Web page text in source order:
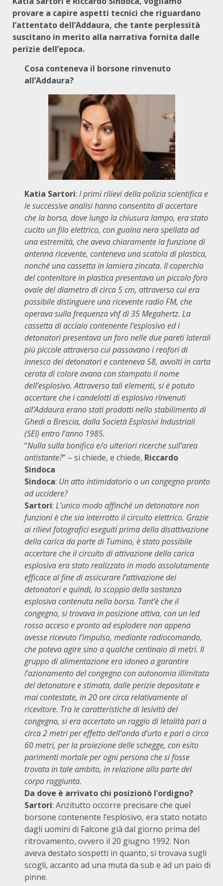
provare a capire aspetti tecnici che riguardano
l’attentato dell’Addaura, che tante perplessità
suscitano in merito alla narrativa fornita dalle
perizie dell’epoca.
Cosa conteneva il borsone rinvenuto
all’Addaura?
Katia Sartori: I primi rilievi della polizia scientifica e
le successive analisi hanno consentito di accertare
che la borsa, dove lungo la chiusura lampo, era stato
cucito un filo elettrico, con guaina nera spellata ad
una estremità, che aveva chiaramente la funzione di
antenna ricevente, conteneva una scatola di plastica,
nonché una cassetta in lamiera zincata. Il coperchio
del contenitore in plastica presentava un piccolo foro
ovale del diametro di circa 5 cm, attraverso cui era
possibile distinguere una ricevente radio FM, che
operava sulla frequenza vhf di 35 Megahertz. La
cassetta di acciaio contenente l’esplosivo ed i
detonatori presentava un foro nelle due pareti laterali
più piccole attraverso cui passavano i reofori di
innesco dei detonatori e conteneva 58, avvolti in carta
cerata di colore avana con stampato il nome
dell’esplosivo. Attraverso tali elementi, si è potuto
accertare che i candelotti di esplosivo rinvenuti
all’Addaura erano stati prodotti nello stabilimento di
Ghedi a Brescia, dalla Società Esplosivi Industriali
(SEI) entro l’anno 1985.
“Nulla sulla bonifica e/o ulteriori ricerche sull’area
antistante?” – si chiede, e chiede, Riccardo
Sindoca
Sindoca: Un atto intimidatorio o un congegno pronto
ad uccidere?
Sartori: L’unico modo affinché un detonatore non
funzioni è che sia interrotto il circuito elettrico. Grazie
ai rilievi fotografici eseguiti prima della disattivazione
della carica da parte di Tumino, è stato possibile
accertare che il circuito di attivazione della carica
esplosiva era stato realizzato in modo assolutamente
efficace al fine di assicurare l’attivazione dei
detonatori e quindi, lo scoppio della sostanza
esplosiva contenuta nella borsa. Tant’è che il
congegno, si trovava in posizione attiva, con un led
rosso acceso e pronto ad esplodere non appena
avesse ricevuto l’impulso, mediante radiocomando,
che poteva agire sino a qualche centinaio di metri. Il
gruppo di alimentazione era idoneo a garantire
l’azionamento del congegno con autonomia illimitata
del detonatore e stimata, dalle perizie depositate e
mai contestate, in 20 ore circa relativamente al
ricevitore. Tra le caratteristiche di lesività del
congegno, si era accertato un raggio di letalità pari a
circa 2 metri per effetto dell’onda d’urto e pari a circa
60 metri, per la proiezione delle schegge, con esito
parimenti mortale per ogni persona che si fosse
trovata in tale ambito, in relazione alla parte del
corpo raggiunta.
Da dove è arrivato chi posizionò l’ordigno?
Sartori: Anzitutto occorre precisare che quel
borsone contenente l’esplosivo, era stato notato
dagli uomini di Falcone già dal giorno prima del
ritrovamento, ovvero il 20 giugno 1992. Non
aveva destato sospetti in quanto, si trovava sugli
scogli, accanto ad una muta da sub e ad un paio di
pinne.